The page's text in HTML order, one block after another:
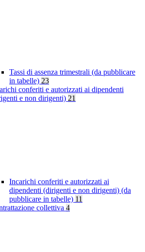
Tassi di assenza trimestrali (da pubblicare
in tabelle) 23
conferiti e autorizzati ai dipendenti
e non dirigenti) 21
Incarichi conferiti e autorizzati ai
dipendenti (dirigenti e non dirigenti) (da
pubblicare in tabelle) 11
collettiva 4